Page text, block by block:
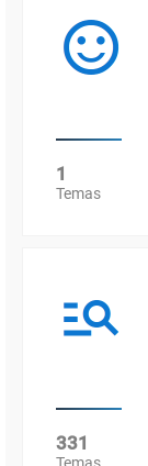
1
Temas
331